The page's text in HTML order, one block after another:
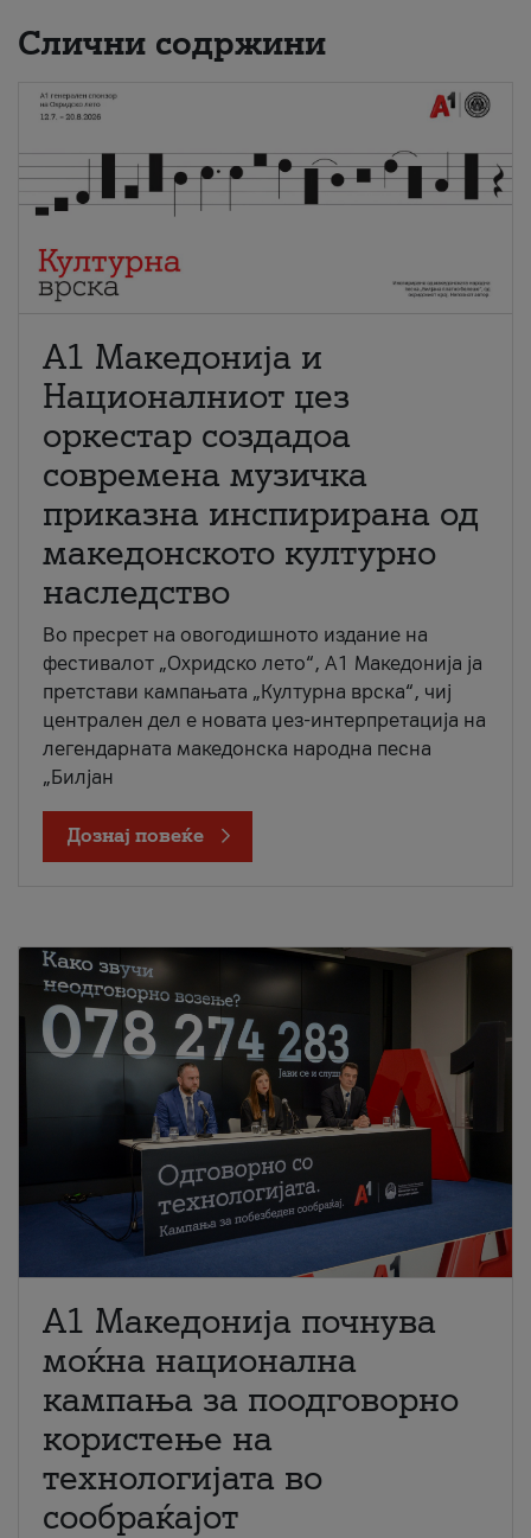
Слични содржини
А1 Македонија и
Националниот џез
оркестар создадоа
современа музичка
приказна инспирирана од
македонското културно
наследство
Во пресрет на овогодишното издание на
фестивалот „Охридско лето“, А1 Македонија ја
претстави кампањата „Културна врска“, чиј
централен дел е новата џез-интерпретација на
легендарната македонска народна песна
„Билјан
Дознај повеќе
A1 Македонија почнува
моќна национална
кампања за поодговорно
користење на
технологијата во
сообраќајот